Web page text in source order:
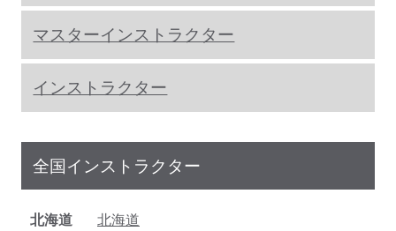
マスターインストラクター
インストラクター
全国インストラクター
北海道
北海道